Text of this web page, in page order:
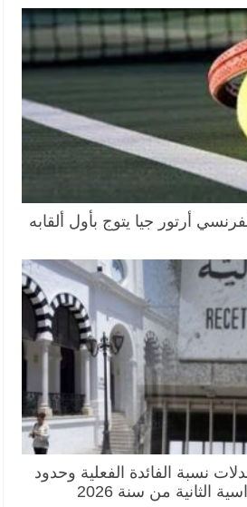
أرتور جيا يتوج بأول ألقابه
نسبة الفائدة الفعلية وحدود
الثانية من سنة 2026